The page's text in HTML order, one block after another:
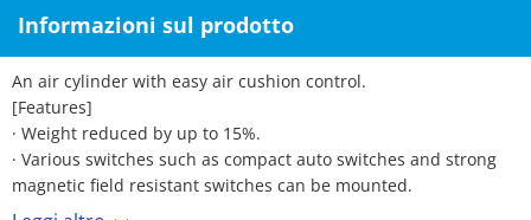
Informazioni sul prodotto
An air cylinder with easy air cushion control.
[Features]
· Weight reduced by up to 15%.
· Various switches such as compact auto switches and strong
magnetic field resistant switches can be mounted.
· Part numbers are set for products with rod-end brackets and